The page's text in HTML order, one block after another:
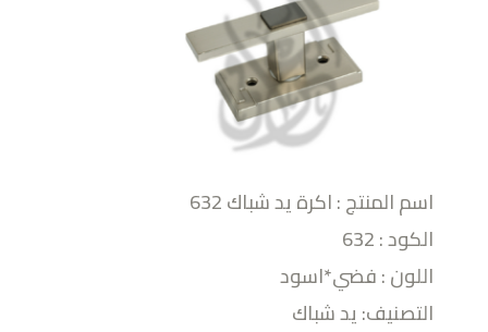
اسم المنتج : اكرة يد شباك 632
الكود : 632
اللون : فضي*اسود
التصنيف: يد شباك